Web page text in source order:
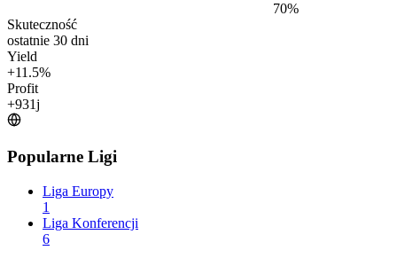
70%
Skuteczność
ostatnie 30 dni
Yield
+11.5%
Profit
+931j
Popularne Ligi
Liga Europy
1
Liga Konferencji
6